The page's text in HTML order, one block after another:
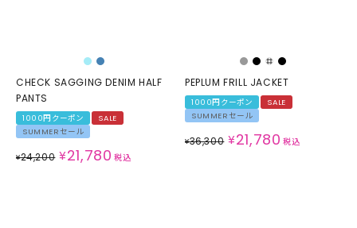
CHECK SAGGING DENIM HALF
PANTS
1000円クーポン
SALE
SUMMERセール
¥24,200 ¥21,780 税込
PEPLUM FRILL JACKET
1000円クーポン
SALE
SUMMERセール
¥36,300 ¥21,780 税込